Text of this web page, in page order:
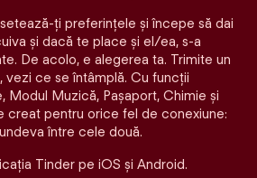
ți preferințele și începe să dai
și dacă te place și el/ea, s-a
De acolo, e alegerea ta. Trimite un
vezi ce se întâmplă. Cu funcții
Modul Muzică, Pașaport, Chimie și
creat pentru orice fel de conexiune:
între cele două.
Tinder pe iOS și Android.